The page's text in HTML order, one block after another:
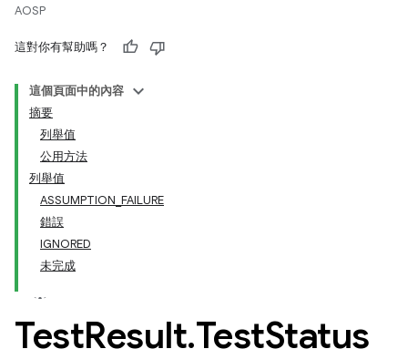
AOSP
這對你有幫助嗎？
這個頁面中的內容
摘要
列舉值
公用方法
列舉值
ASSUMPTION_FAILURE
錯誤
IGNORED
未完成
TestResult.TestStatus